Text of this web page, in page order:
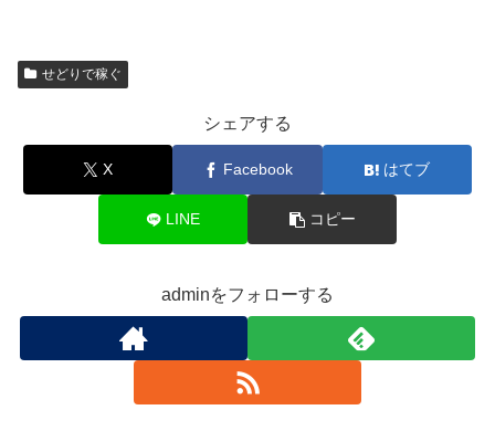
せどりで稼ぐ
シェアする
X Facebook はてブ
LINE コピー
adminをフォローする